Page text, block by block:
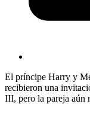
El príncipe Harry y
recibieron una
III, pero la pareja aún